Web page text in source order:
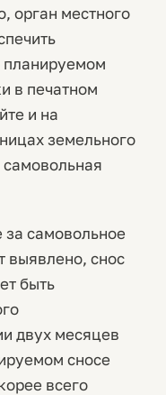
орган местного
планируемом
в печатном
и на
земельного
самовольная
за самовольное
выявлено, снос
быть
двух месяцев
сносе
всего